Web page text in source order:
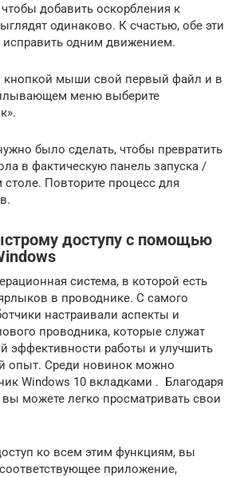
добавить оскорбления к
одинаково. К счастью, обе эти
одним движением.
кнопкой мыши свой первый файл и в
меню выберите
было сделать, чтобы превратить
в фактическую панель запуска /
Повторите процесс для
доступу с помощью
система, в которой есть
в проводнике. С самого
настраивали аспекты и
проводника, которые служат
эффективности работы и улучшить
опыт. Среди новинок можно
Windows 10 вкладками . Благодаря
можете легко просматривать свои
ко всем этим функциям, вы
приложение,